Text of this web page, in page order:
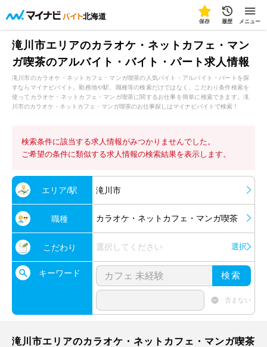
北海道
保存 履歴 メニュー
滝川市エリアのカラオケ・ネットカフェ・マン
ガ喫茶のアルバイト・バイト・パート求人情報
滝川市のカラオケ・ネットカフェ・マンガ喫茶の人気バイト・アルバイト・パートを探
すならマイナビバイト。勤務地や駅、職種等の検索だけではなく、こだわり条件検索を
使ってカラオケ・ネットカフェ・マンガ喫茶に関するお仕事を簡単に検索できます。滝
川市のカラオケ・ネットカフェ・マンガ喫茶のお仕事探しはマイナビバイトで検索！
検索条件に該当する求人情報がみつかりませんでした。
ご希望の条件に類似する求人情報の検索結果を表示します。
エリア/駅 滝川市
職種 カラオケ・ネットカフェ・マンガ喫茶
こだわり 選択してください 選択
キーワード 検索
含まない
滝川市エリアのカラオケ・ネットカフェ・マンガ喫茶